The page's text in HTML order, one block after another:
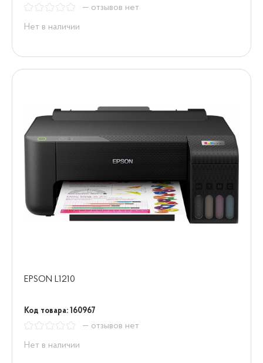
— отзывов нет
Нет в наличии
EPSON L1210
Код товара: 160967
— отзывов нет
Нет в наличии